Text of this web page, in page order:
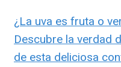
¿La uva es fruta o
Descubre la verdad
de esta deliciosa